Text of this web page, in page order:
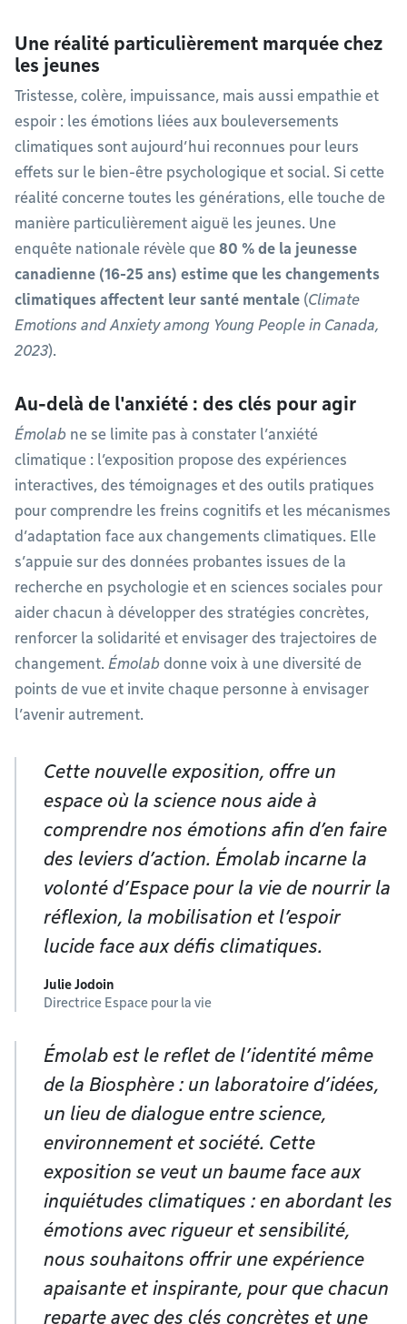
Une réalité particulièrement marquée chez
les jeunes
Tristesse, colère, impuissance, mais aussi empathie et
espoir : les émotions liées aux bouleversements
climatiques sont aujourd’hui reconnues pour leurs
effets sur le bien-être psychologique et social. Si cette
réalité concerne toutes les générations, elle touche de
manière particulièrement aiguë les jeunes. Une
enquête nationale révèle que 80 % de la jeunesse
canadienne (16-25 ans) estime que les changements
climatiques affectent leur santé mentale (Climate
Emotions and Anxiety among Young People in Canada,
2023).
Au-delà de l'anxiété : des clés pour agir
Émolab ne se limite pas à constater l’anxiété
climatique : l’exposition propose des expériences
interactives, des témoignages et des outils pratiques
pour comprendre les freins cognitifs et les mécanismes
d’adaptation face aux changements climatiques. Elle
s’appuie sur des données probantes issues de la
recherche en psychologie et en sciences sociales pour
aider chacun à développer des stratégies concrètes,
renforcer la solidarité et envisager des trajectoires de
changement. Émolab donne voix à une diversité de
points de vue et invite chaque personne à envisager
l’avenir autrement.
Cette nouvelle exposition, offre un
espace où la science nous aide à
comprendre nos émotions afin d’en faire
des leviers d’action. Émolab incarne la
volonté d’Espace pour la vie de nourrir la
réflexion, la mobilisation et l’espoir
lucide face aux défis climatiques.
Julie Jodoin
Directrice Espace pour la vie
Émolab est le reflet de l’identité même
de la Biosphère : un laboratoire d’idées,
un lieu de dialogue entre science,
environnement et société. Cette
exposition se veut un baume face aux
inquiétudes climatiques : en abordant les
émotions avec rigueur et sensibilité,
nous souhaitons offrir une expérience
apaisante et inspirante, pour que chacun
reparte avec des clés concrètes et une